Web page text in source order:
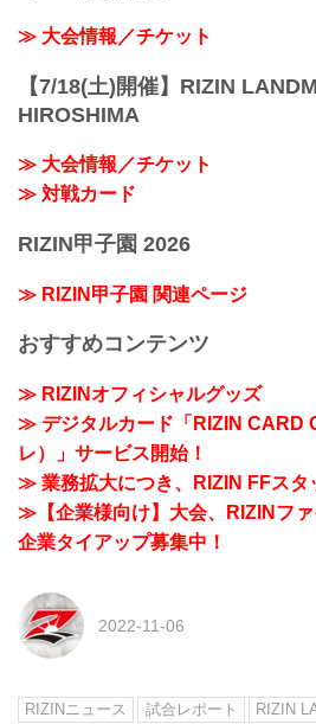
≫ 大会情報／チケット
【7/18(土)開催】RIZIN
HIROSHIMA
≫ 大会情報／チケット
≫ 対戦カード
RIZIN甲子園 2026
≫ RIZIN甲子園 関連ページ
おすすめコンテンツ
≫ RIZINオフィシャルグッズ
≫ デジタルカード「RIZIN CARD
レ）」サービス開始！
≫ 業務拡大につき、RIZIN FFスタ
≫【企業様向け】大会、RIZINフ
企業タイアップ募集中！
2022-11-06
RIZINニュース 試合レポート RIZIN